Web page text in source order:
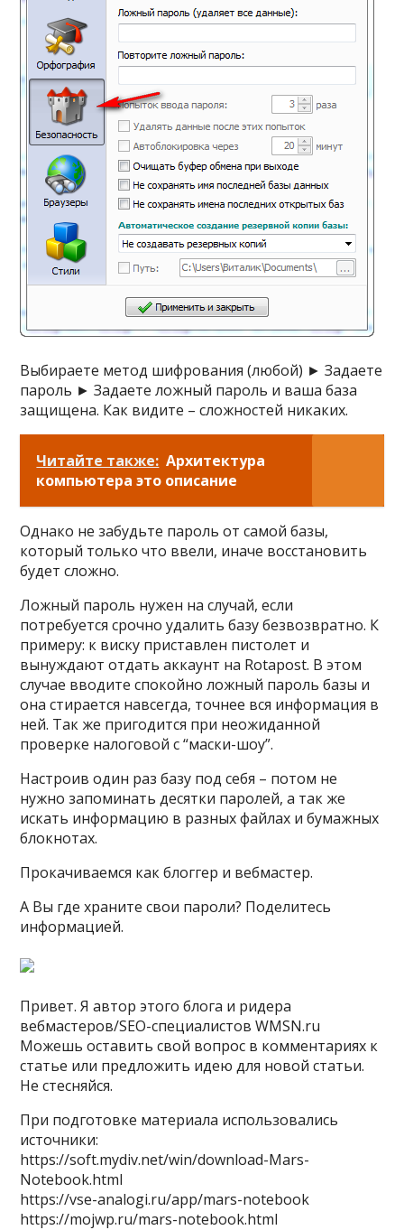
Выбираете метод шифрования (любой) ► Задаете
пароль ► Задаете ложный пароль и ваша база
защищена. Как видите – сложностей никаких.
Читайте также: Архитектура
компьютера это описание
Однако не забудьте пароль от самой базы,
который только что ввели, иначе восстановить
будет сложно.
Ложный пароль нужен на случай, если
потребуется срочно удалить базу безвозвратно. К
примеру: к виску приставлен пистолет и
вынуждают отдать аккаунт на Rotapost. В этом
случае вводите спокойно ложный пароль базы и
она стирается навсегда, точнее вся информация в
ней. Так же пригодится при неожиданной
проверке налоговой с “маски-шоу”.
Настроив один раз базу под себя – потом не
нужно запоминать десятки паролей, а так же
искать информацию в разных файлах и бумажных
блокнотах.
Прокачиваемся как блоггер и вебмастер.
А Вы где храните свои пароли? Поделитесь
информацией.
Привет. Я автор этого блога и ридера
вебмастеров/SEO-специалистов WMSN.ru
Можешь оставить свой вопрос в комментариях к
статье или предложить идею для новой статьи.
Не стесняйся.
При подготовке материала использовались
источники:
https://soft.mydiv.net/win/download-Mars-
Notebook.html
https://vse-analogi.ru/app/mars-notebook
https://mojwp.ru/mars-notebook.html